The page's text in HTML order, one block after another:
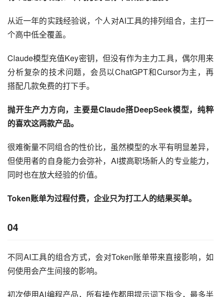
从近一年的实践经验说，个人对AI工具的排列组合，主打一
个高中低全覆盖。
Claude模型充值Key密钥，但没有作为主力工具，偶尔用来
分析复杂的技术问题，会员以ChatGPT和Cursor为主，再
搭配几款免费的打下手。
抛开生产力方向，主要是Claude搭DeepSeek模型，纯粹
的喜欢这两款产品。
很难衡量不同组合的性价比，虽然模型的水平有明显差异，
但使用者的自身能力会弥补，AI拔高职场新人的专业能力，
同时也在放大经验的价值。
Token账单为过程付费，企业只为打工人的结果买单。
04
不同AI工具的组合方式，会对Token账单带来直接影响，如
何使用会产生间接的影响。
初次使用AI编程产品，所有操作都用提示词下指令，最多半